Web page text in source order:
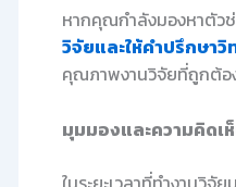
หากคุณกำลังมองหาตัวช่
วิจัยและให้คำปรึกษา
คุณภาพงานวิจัยที่ถูกต้อ
มุมมองและความคิดเ